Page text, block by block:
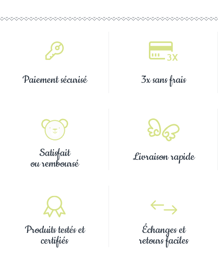
Paiement sécurisé 3x sans frais
Satisfait
ou remboursé Livraison rapide
Produits testés et
certifiés
Échanges et
retours faciles